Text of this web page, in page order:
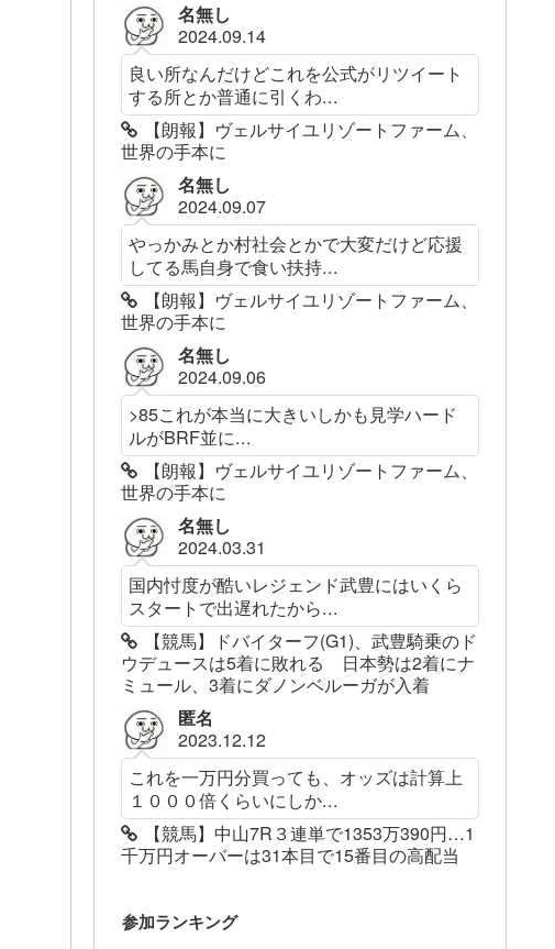
名無し
2024.09.14
良い所なんだけどこれを公式がリツイート
する所とか普通に引くわ...
【朗報】ヴェルサイユリゾートファーム、
世界の手本に
名無し
2024.09.07
やっかみとか村社会とかで大変だけど応援
してる馬自身で食い扶持...
【朗報】ヴェルサイユリゾートファーム、
世界の手本に
名無し
2024.09.06
>85これが本当に大きいしかも見学ハード
ルがBRF並に...
【朗報】ヴェルサイユリゾートファーム、
世界の手本に
名無し
2024.03.31
国内忖度が酷いレジェンド武豊にはいくら
スタートで出遅れたから...
【競馬】ドバイターフ(G1)、武豊騎乗のド
ウデュースは5着に敗れる 日本勢は2着にナ
ミュール、3着にダノンベルーガが入着
匿名
2023.12.12
これを一万円分買っても、オッズは計算上
１０００倍くらいにしか...
【競馬】中山7R３連単で1353万390円…1
千万円オーバーは31本目で15番目の高配当
参加ランキング